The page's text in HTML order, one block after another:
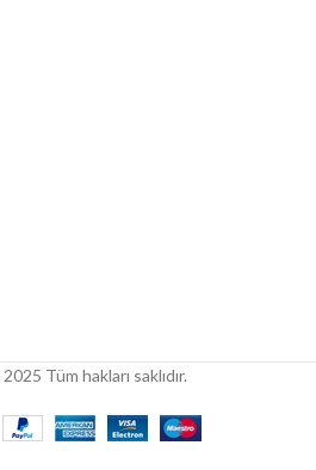
2025 Tüm hakları saklıdır.